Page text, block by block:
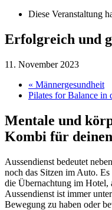
Diese Veranstaltung
Erfolgreich und
11. November 2023
« Männergesundheit
Pilates for Balance in
Mentale und
Kombi für
Aussendienst bedeutet
noch das Sitzen im Auto.
die Übernachtung im Hotel,
Aussendienst ist immer
Bewegung zu haben oder